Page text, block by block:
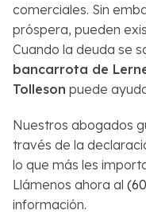
English
Buscar
comerciales. Sin
próspera, pueden
Cuando la deuda se
bancarrota de
Tolleson puede
Nuestros abogados
través de la
lo que más les
Llámenos ahora al
información.